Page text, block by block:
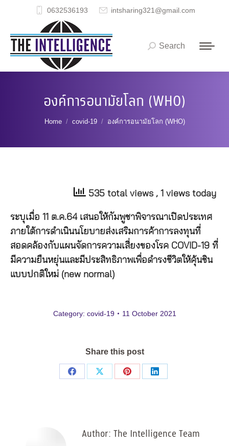
0632536193 intsharing321@gmail.com
Search:
Search
องค์การอนามัยโลก (WHO)
You are here:
Home covid-19 องค์การอนามัยโลก (WHO)
535 total views , 1 views today
ระบุเมื่อ 11 ต.ค.64 เสนอให้กัมพูชาพิจารณาเปิดประเทศ
ภายใต้การดำเนินนโยบายส่งเสริมการค้าการลงทุนที่
สอดคล้องกับแผนจัดการความเสี่ยงของโรค COVID-19 ที่
มีความยืนหยุ่นและมีประสิทธิภาพเพื่อดำรงชีวิตให้คุ้นชิน
แบบปกติใหม่ (new normal)
Category: covid-19 11 October 2021
Share this post
Share
Share
Share
Share
Author: The Intelligence Team